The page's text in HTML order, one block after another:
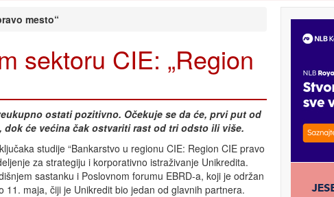
mesto“
sektoru CIE: „Region
ostati pozitivno. Očekuje se da će, prvi put od
dok će većina čak ostvariti rast od tri odsto ili više.
studije “Bankarstvo u regionu CIE: Region CIE pravo
za strategiju i korporativno istraživanje Unikredita.
sastanku i Poslovnom forumu EBRD-a, koji je održan
11. maja, čiji je Unikredit bio jedan od glavnih partnera.